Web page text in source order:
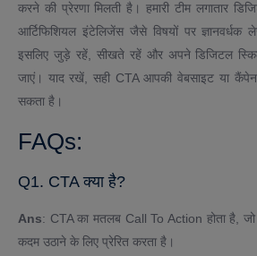
करने की प्रेरणा मिलती है। हमारी टीम लगातार
आर्टिफिशियल इंटेलिजेंस जैसे विषयों पर
इसलिए जुड़े रहें, सीखते रहें और अपने डिजिटल
जाएं। याद रखें, सही CTA आपकी वेबसाइट या
सकता है।
FAQs:
Q1. CTA क्या है?
Ans: CTA का मतलब Call To Action होता है,
कदम उठाने के लिए प्रेरित करता है।